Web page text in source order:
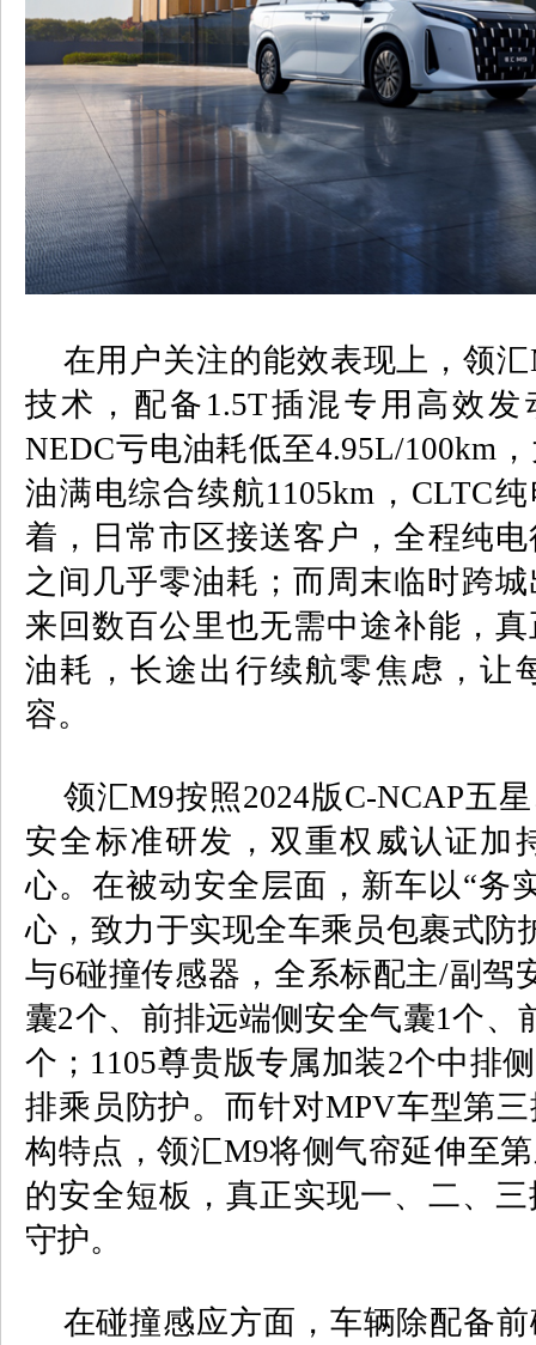
在用户关注的能效表现上，领汇
技术，配备 1.5T插混专用高效
NEDC亏电油耗低至4.95L/100km
油满电综合续航1105km ， CLTC
着，日常市区接送客户，全程纯
之间几乎零油耗；而周末临时跨
来回数百公里也无需中途补能，
油耗，长途出行续航零焦虑，让
容。
领汇M9按照2024版C-NCAP五
安全标准研发，双重权威认证加
心。在被动安全层面，新车以“务
心，致力于实现全车乘员包裹式防
与6碰撞传感器，全系标配主/副驾
囊2个、前排远端侧安全气囊1个、
个； 1105尊贵版专属加装2个中排
排乘员防护。而针对MPV车型第
构特点，领汇M9将侧气帘延伸至
的安全短板，真正实现一、二、
守护。
在碰撞感应方面，车辆除配备前